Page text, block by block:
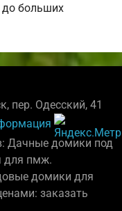
больших
пер. Одесский, 41
Дачные домики под
для пмж.
домики для
заказать